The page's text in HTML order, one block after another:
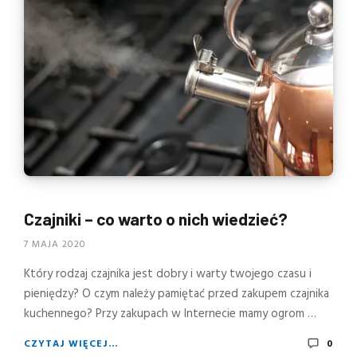
Czajniki – co warto o nich wiedzieć?
7 MAJA 2020
Który rodzaj czajnika jest dobry i warty twojego czasu i
pieniędzy? O czym należy pamiętać przed zakupem czajnika
kuchennego? Przy zakupach w Internecie mamy ogrom …
CZYTAJ WIĘCEJ... 0